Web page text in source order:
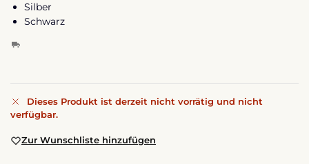
Silber
Schwarz
Dieses Produkt ist derzeit nicht vorrätig und nicht
verfügbar.
Zur Wunschliste hinzufügen